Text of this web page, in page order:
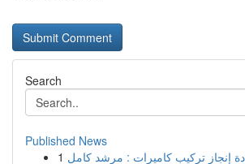
Search
Published News
1 إنجاز تركيب كاميرات : مرشد كامل